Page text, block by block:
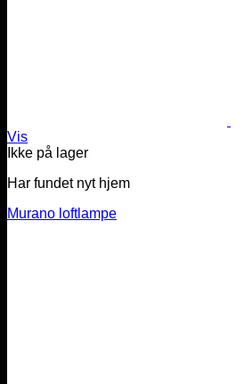
Vis
Ikke på lager
Har fundet nyt hjem
Murano loftlampe